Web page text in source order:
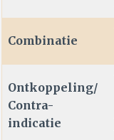
Combinatie
Ontkoppeling/
Contra-
indicatie